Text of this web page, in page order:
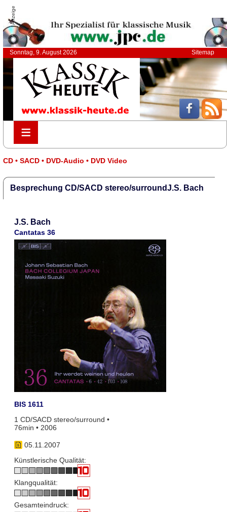
Anzeige
Sonntag, 9. August 2026 Sitemap
≡
≡
CD • SACD • DVD-Audio • DVD Video
Besprechung CD/SACD stereo/surroundJ.S. Bach
J.S. Bach
Cantatas 36
BIS 1611
1 CD/SACD stereo/surround •
76min • 2006
05.11.2007
Künstlerische Qualität:
Klangqualität:
Gesamteindruck: